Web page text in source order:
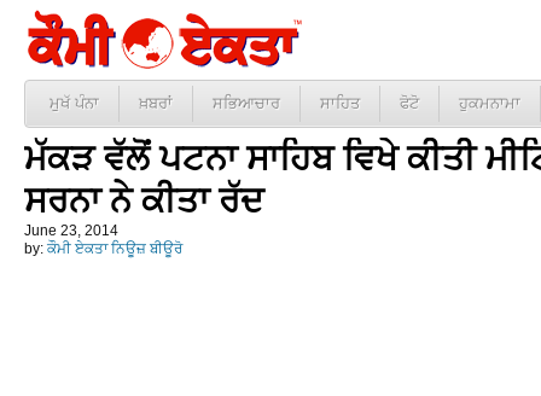
ਮੁਖੱ ਪੰਨਾ ਖ਼ਬਰਾਂ ਸਭਿਆਚਾਰ ਸਾਹਿਤ ਫੋਟੋ ਹੁਕਮਨਾਮਾ
ਮੱਕੜ ਵੱਲੋਂ ਪਟਨਾ ਸਾਹਿਬ ਵਿਖੇ ਕੀਤੀ
ਸਰਨਾ ਨੇ ਕੀਤਾ ਰੱਦ
June 23, 2014
by: ਕੌਮੀ ਏਕਤਾ ਨਿਊਜ਼ ਬੀਊਰੋ